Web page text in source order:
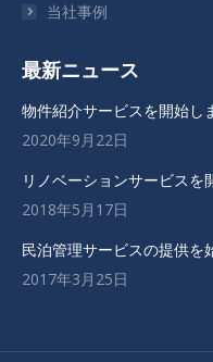
ィ
ド
ウ
で
き
ま
す
ィ
ド
ウ
で
ま
す
ィ
ウ
で
き
ま
す
当社事例
最新ニュース
物件紹介サービスを開始し
2020年9月22日
リノベーションサービスを
2018年5月17日
民泊管理サービスの提供を
2017年3月25日